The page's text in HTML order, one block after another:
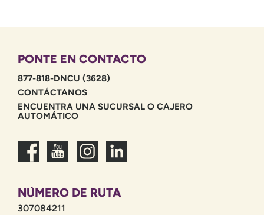
PONTE EN CONTACTO
877-818-DNCU (3628)
CONTÁCTANOS
ENCUENTRA UNA SUCURSAL O CAJERO
AUTOMÁTICO
NÚMERO DE RUTA
307084211